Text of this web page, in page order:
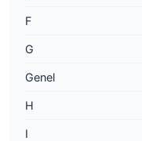
F
G
Genel
H
I